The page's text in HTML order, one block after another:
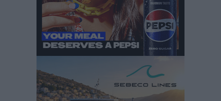
Πού κινούνται οι κρατήσεις last minute σε Ελλάδα
από Γερμανούς
Ειδήσεις• πριν 2 ώρες
Οδηγός στη Ρόδο τράκαρε σταθμευμένο αυτοκίνητο,
παρέσυρε 72χρονο και διέφυγε
Τοπικές Ειδήσεις• πριν 2 ώρες